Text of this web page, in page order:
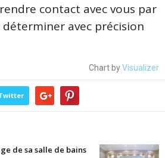
contact avec vous par
avec précision
Chart byVisualizer
de sa salle de bains